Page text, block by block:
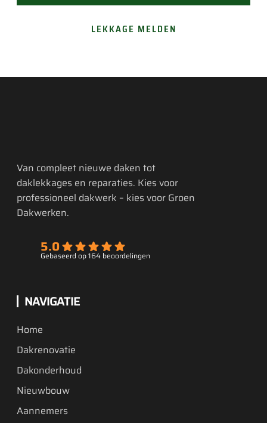
LEKKAGE MELDEN
Van compleet nieuwe daken tot
daklekkages en reparaties. Kies voor
professioneel dakwerk – kies voor Groen
Dakwerken.
5.0
Gebaseerd op 164 beoordelingen
NAVIGATIE
Home
Dakrenovatie
Dakonderhoud
Nieuwbouw
Aannemers